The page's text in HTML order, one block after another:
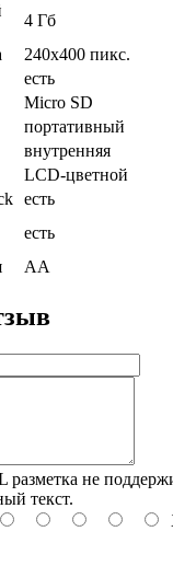
4 Гб
240x400 пикс.
есть
Micro SD
портативный
внутренняя
LCD-цветной
есть
есть
AA
разметка не
текст.